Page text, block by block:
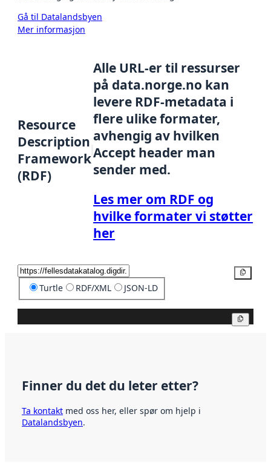
Gå til Datalandsbyen
Mer informasjon
Resource
Description
Framework
(RDF)
Alle URL-er til ressurser
på data.norge.no kan
levere RDF-metadata i
flere ulike formater,
avhengig av hvilken
Accept header man
sender med.
Les mer om RDF og
hvilke formater vi støtter
her
Turtle RDF/XML JSON-LD
Finner du det du leter etter?
Ta kontakt med oss her, eller spør om hjelp i
Datalandsbyen.